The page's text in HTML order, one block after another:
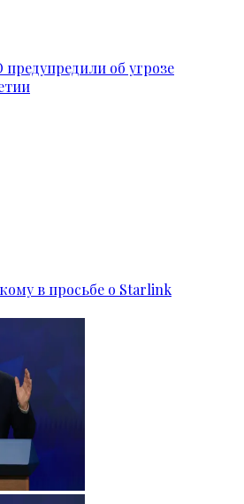
об угрозе
в просьбе о Starlink